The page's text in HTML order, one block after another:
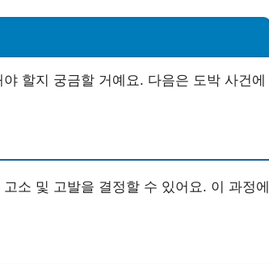
할지 궁금할 거예요. 다음은 도박 사건에
소 및 고발을 결정할 수 있어요. 이 과정에